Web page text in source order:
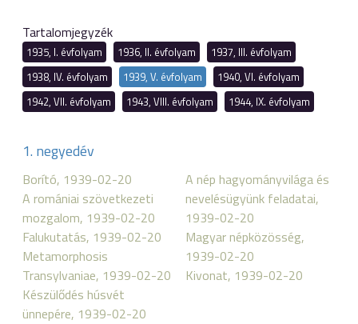
Tartalomjegyzék
1935, I. évfolyam 1936, II. évfolyam
1937, III. évfolyam
1938, IV. évfolyam
1939, V. évfolyam
1940, VI. évfolyam
1942, VII. évfolyam
1943, VIII. évfolyam 1944, IX. évfolyam
1. negyedév
Borító, 1939-02-20
A romániai szövetkezeti
mozgalom, 1939-02-20
Falukutatás, 1939-02-20
Metamorphosis
Transylvaniae, 1939-02-20
Készülődés húsvét
ünnepére, 1939-02-20
A nép hagyományvilága és
nevelésügyünk feladatai,
1939-02-20
Magyar népközösség,
1939-02-20
Kivonat, 1939-02-20